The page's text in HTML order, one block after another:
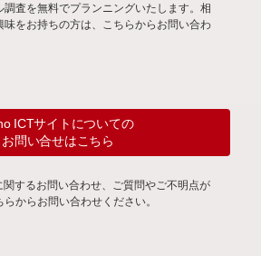
調査を無料でプランニングいたします。相
味をお持ちの方は、こちらからお問い合わ
ICTサイトについての
お問い合せはこちら
するお問い合わせ、ご質問やご不明点が
からお問い合わせください。